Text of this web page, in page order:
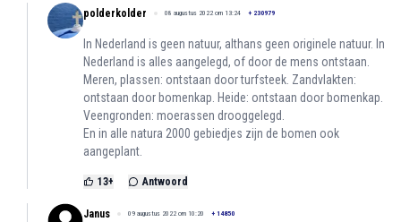
polderkolder 08 augustus 2022 om 13:24 + 230979
In Nederland is geen natuur, althans geen originele natuur. In
Nederland is alles aangelegd, of door de mens ontstaan.
Meren, plassen: ontstaan door turfsteek. Zandvlakten:
ontstaan door bomenkap. Heide: ontstaan door bomenkap.
Veengronden: moerassen drooggelegd.
En in alle natura 2000 gebiedjes zijn de bomen ook
aangeplant.
13+ Antwoord
Janus 09 augustus 2022 om 10:20 + 14850